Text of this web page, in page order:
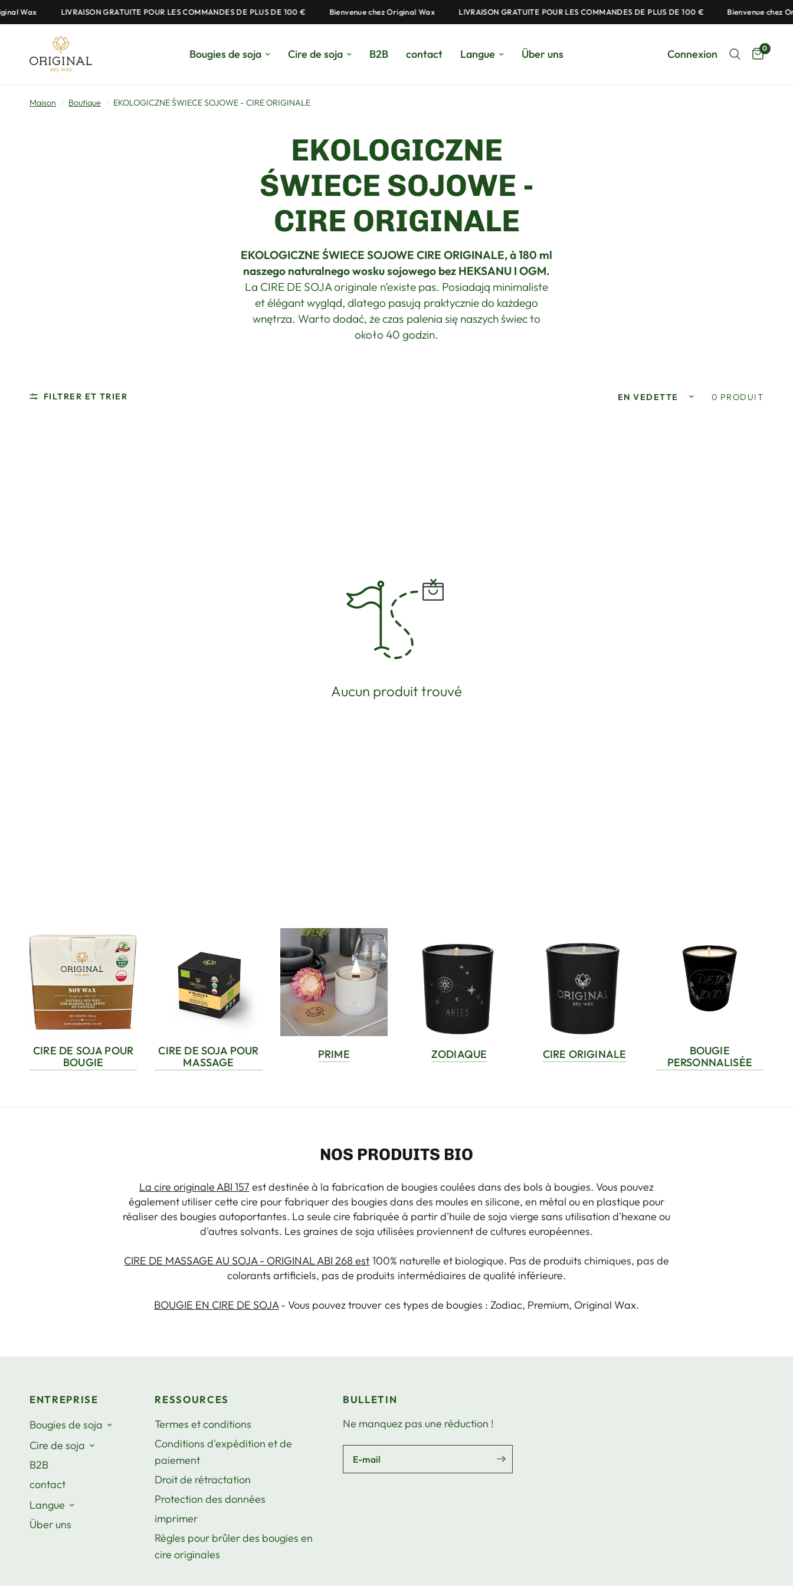
Wax LIVRAISON GRATUITE POUR LES COMMANDES DE PLUS DE 100 € Bienvenue chez Original Wax LIVRAISON GRATUITE POUR LES COMMANDES DE PLUS DE 100 € Bienvenue chez
Bougies de soja Cire de soja B2B contact Langue Über uns Connexion 0
Maison / Boutique / EKOLOGICZNE ŚWIECE SOJOWE - CIRE ORIGINALE
EKOLOGICZNE
ŚWIECE SOJOWE -
CIRE ORIGINALE
EKOLOGICZNE ŚWIECE SOJOWE CIRE ORIGINALE, à 180 ml
naszego naturalnego wosku sojowego bez HEKSANU I OGM.
La CIRE DE SOJA originale n’existe pas. Posiadają minimaliste
et élégant wygląd, dlatego pasują praktycznie do każdego
wnętrza. Warto dodać, że czas palenia się naszych świec to
około 40 godzin.
FILTRER ET TRIER Trier par : 0 PRODUIT
Aucun produit trouvé
CIRE DE SOJA POUR
BOUGIE
CIRE DE SOJA POUR
MASSAGE
PRIME ZODIAQUE CIRE ORIGINALE
BOUGIE
PERSONNALISÉE
NOS PRODUITS BIO
La cire originale ABI 157 est destinée à la fabrication de bougies coulées dans des bols à bougies. Vous pouvez
également utiliser cette cire pour fabriquer des bougies dans des moules en silicone, en métal ou en plastique pour
réaliser des bougies autoportantes. La seule cire fabriquée à partir d'huile de soja vierge sans utilisation d'hexane ou
d'autres solvants. Les graines de soja utilisées proviennent de cultures européennes.
CIRE DE MASSAGE AU SOJA - ORIGINAL ABI 268 est 100% naturelle et biologique. Pas de produits chimiques, pas de
colorants artificiels, pas de produits intermédiaires de qualité inférieure.
BOUGIE EN CIRE DE SOJA- Vous pouvez trouver ces types de bougies : Zodiac, Premium, Original Wax.
ENTREPRISE
Bougies de soja
Cire de soja
B2B
contact
Langue
Über uns
RESSOURCES
Termes et conditions
Conditions d'expédition et de
paiement
Droit de rétractation
Protection des données
imprimer
Règles pour brûler des bougies en
cire originales
BULLETIN
Ne manquez pas une réduction !
E-mail